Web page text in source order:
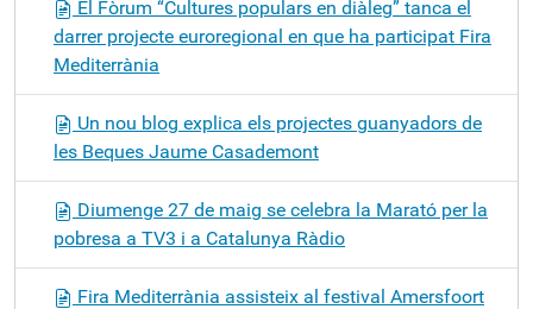
El Fòrum “Cultures populars en diàleg” tanca el
darrer projecte euroregional en que ha participat Fira
Mediterrània
Un nou blog explica els projectes guanyadors de
les Beques Jaume Casademont
Diumenge 27 de maig se celebra la Marató per la
pobresa a TV3 i a Catalunya Ràdio
Fira Mediterrània assisteix al festival Amersfoort